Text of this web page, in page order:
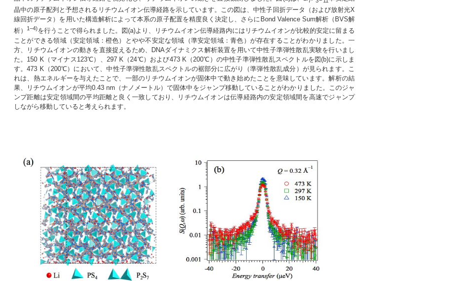
晶中の原子配列と予想されるリチウムイオン伝導経路を示しています。この図は、中性子回折データ（および放射光X
線回折データ）を用いた構造解析によって本系の原子配置を精度良く決定し、さらにBond Valence Sum解析（BVS解
析）
1–4)を行うことで得られました。図(a)より、リチウムイオン伝導経路内にはリチウムイオンが比較的安定に留まる
ことができる領域（安定領域：橙色）とやや不安定な領域（準安定領域：青色）が存在することがわかりました。一
方、リチウムイオンの動きを直接捉えるため、DNAダイナミクス解析装置を用いて中性子準弾性散乱実験を行いまし
た。150 K（マイナス123℃）、297 K（24℃）および473 K（200℃）の中性子準弾性散乱スペクトルを図(b)に示しま
す。473 K（200℃）において、中性子準弾性散乱スペクトルの裾部分に広がり（準弾性散乱成分）が見られます。こ
れは、熱エネルギーを与えたことで、一部のリチウムイオンが固体中で動き始めたことを意味しています。解析の結
果、リチウムイオンが平均0.43 nm（ナノメートル）で固体中をジャンプ移動していることがわかりました。このジャ
ンプ距離は安定領域間の平均距離と良く一致しており、リチウムイオンは伝導経路内の安定領域間を高速でジャンプ
しながら移動していると考えられます。